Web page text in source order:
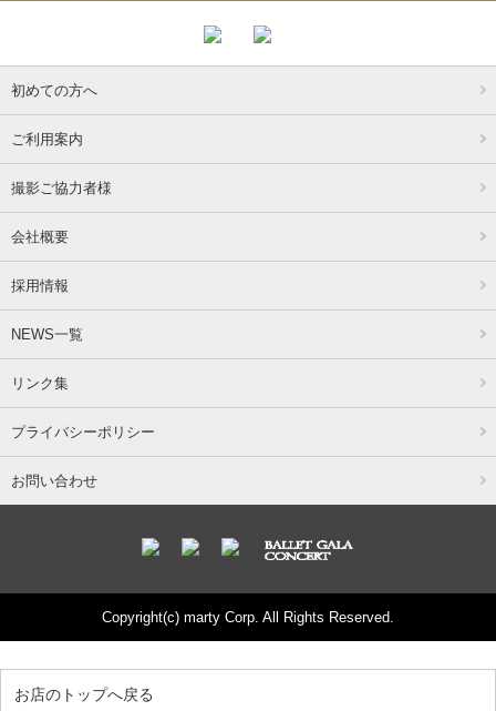
初めての方へ
ご利用案内
撮影ご協力者様
会社概要
採用情報
NEWS一覧
リンク集
プライバシーポリシー
お問い合わせ
Copyright(c) marty Corp. All Rights Reserved.
お店のトップへ戻る